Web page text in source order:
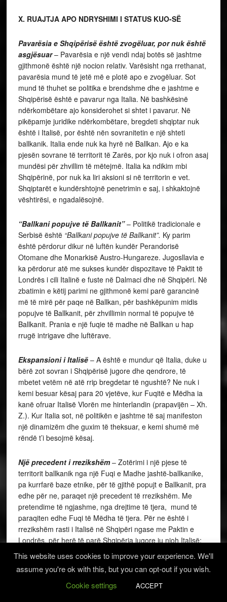
X. RUAJTJA APO NDRYSHIMI I STATUS KUO-SË
Pavarësia e Shqipërisë është zvogëluar, por nuk është
asgjësuar– Pavarësia e një vendi ndaj botës së jashtme
gjithmonë është një nocion relativ. Varësisht nga rrethanat,
pavarësia mund të jetë më e plotë apo e zvogëluar. Sot
mund të thuhet se politika e brendshme dhe e jashtme e
Shqipërisë është e pavarur nga Italia. Në bashkësinë
ndërkombëtare ajo konsiderohet si shtet i pavarur. Në
pikëpamje juridike ndërkombëtare, bregdeti shqiptar nuk
është i Italisë, por është nën sovranitetin e një shteti
ballkanik. Italia ende nuk ka hyrë në Ballkan. Ajo e ka
pjesën sovrane të territorit të Zarës, por kjo nuk i ofron asaj
mundësi për zhvillim të mëtejmë. Italia ka ndikim mbi
Shqipërinë, por nuk ka liri aksioni si në territorin e vet.
Shqiptarët e kundërshtojnë penetrimin e saj, i shkaktojnë
vështirësi, e ngadalësojnë.
“Ballkani popujve të Ballkanit”– Politikë tradicionale e
Serbisë është “Ballkani popujve të Ballkanit”. Ky parim
është përdorur dikur në luftën kundër Perandorisë
Otomane dhe Monarkisë Austro-Hungareze. Jugosllavia e
ka përdorur atë me sukses kundër dispozitave të Paktit të
Londrës i cili Italinë e fuste në Dalmaci dhe në Shqipëri. Në
zbatimin e këtij parimi ne gjithmonë kemi parë garancinë
më të mirë për paqe në Ballkan, për bashkëpunim midis
popujve të Ballkanit, për zhvillimin normal të popujve të
Ballkanit. Prania e një fuqie të madhe në Ballkan u hap
rrugë intrigave dhe luftërave.
Ekspansioni i Italisë – A është e mundur që Italia, duke u
bërë zot sovran i Shqipërisë jugore dhe qendrore, të
mbetet vetëm në atë rrip bregdetar të ngushtë? Ne nuk i
kemi besuar kësaj para 20 vjetëve, kur Fuqitë e Mëdha ia
kanë ofruar Italisë Vlorën me hinterlandin (prapavijën – Xh.
Z.). Kur Italia sot, në politikën e jashtme të saj manifeston
një dinamizëm dhe guxim të theksuar, e kemi shumë më
rëndë t’i besojmë kësaj.
Një precedent i rrezikshëm– Zotërimi i një pjese të
territorit ballkanik nga një Fuqi e Madhe jashtë-ballkanike,
pa kurrfarë baze etnike, për të gjithë popujt e Ballkanit, pra
edhe për ne, paraqet një precedent të rrezikshëm. Me
pretendime të ngjashme, nga drejtime të tjera, mund të
paraqiten edhe Fuqi të Mëdha të tjera. Për ne është i
rrezikshëm rasti i Italisë në Shqipëri ngase me Paktin e
Londrës, për herë të parë Shqipëria jugore iu njoh Italisë;
po kësaj Italie iu njoh edhe Dalmacia veriore. Precedenca
për gjallërimin e dispozitave të Paktit të Londrës në një
sektor të Ballkanit, i hap dyert edhe për ringjalljen e
dispozitave të tjera.
This website uses cookies to improve your experience. We'll
assume you're ok with this, but you can opt-out if you wish.
Cookie settings
ACCEPT